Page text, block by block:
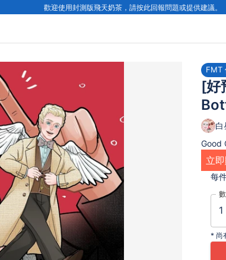
歡迎使用封測版飛天奶茶，請按此回報問題或提供建議。
FMT
[好
白
Good
立
每
* 尚